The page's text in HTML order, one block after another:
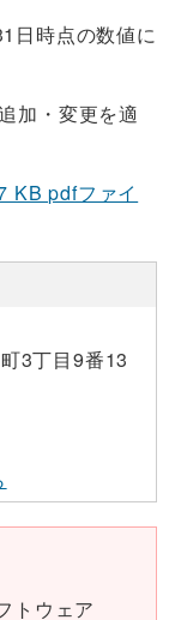
日時点の数値に
加・変更を適
KB pdfファイ
3丁目9番13
トウェア